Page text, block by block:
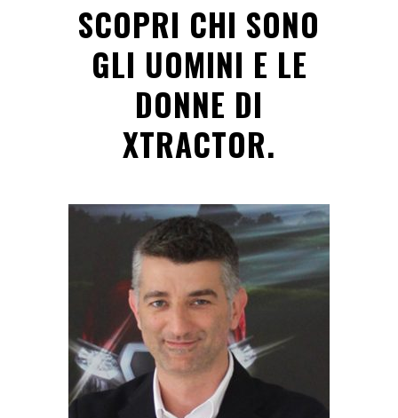
SCOPRI CHI SONO
GLI UOMINI E LE
DONNE DI
XTRACTOR.